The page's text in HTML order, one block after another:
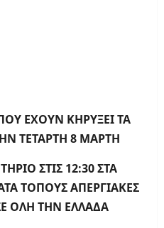
ΕΧΟΥΝ ΚΗΡΥΞΕΙ ΤΑ
ΤΕΤΑΡΤΗ 8 ΜΑΡΤΗ
ΣΤΙΣ 12:30 ΣΤΑ
ΤΟΠΟΥΣ ΑΠΕΡΓΙΑΚΕΣ
ΟΛΗ ΤΗΝ ΕΛΛΑΔΑ